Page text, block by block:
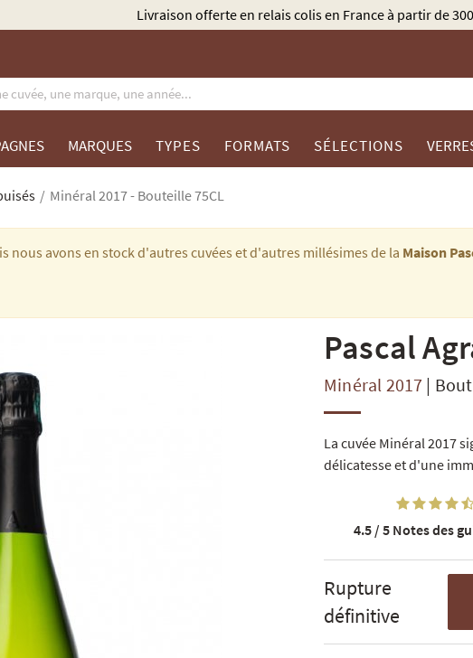
Élu Meilleur Caviste Champagne par Gault & Millau
MARQUES TYPES FORMATS SÉLECTIONS
Minéral 2017 - Bouteille 75CL
nous avons en stock d'autres cuvées et d'autres millésimes de la Maison
Pascal
Minéral 2017 |
La cuvée Minéral 2017
délicatesse et d'une
4.5 / 5Notes des
Rupture
définitive